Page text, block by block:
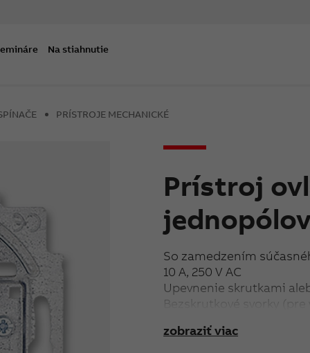
Na stiahnutie
PRÍSTROJE MECHANICKÉ
Prístroj
So zamedzením
10 A, 250 V AC
Upevnenie skrutkami
Bezskrutkové svorky (pre
zobraziť viac